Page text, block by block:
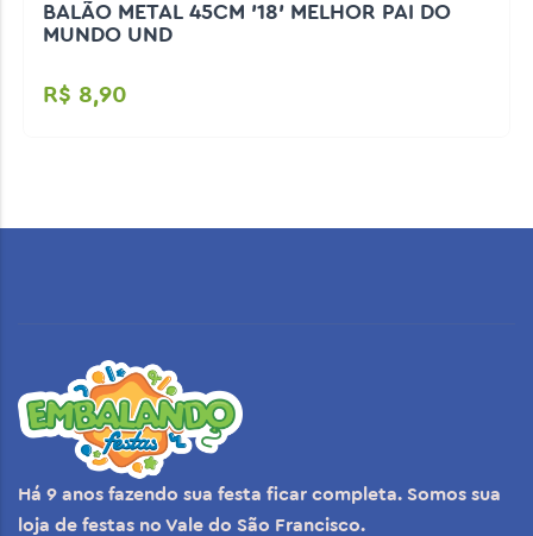
BALÃO METAL 45CM '18' MELHOR PAI DO
MUNDO UND
R$ 8,90
Há 9 anos fazendo sua festa ficar completa. Somos sua
loja de festas no Vale do São Francisco.